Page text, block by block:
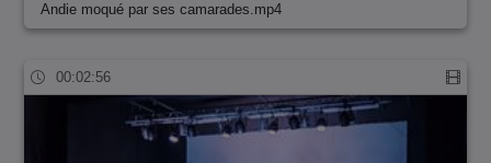
Andie moqué par ses camarades.mp4
00:02:56